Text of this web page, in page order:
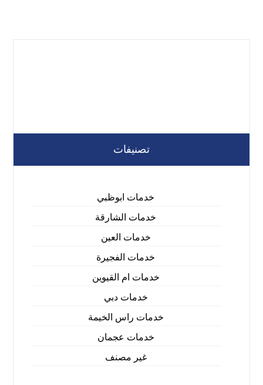
تصنيفات
خدمات ابوظبي
خدمات الشارقة
خدمات العين
خدمات الفجيرة
خدمات ام القيوين
خدمات دبي
خدمات راس الخيمة
خدمات عجمان
غير مصنف